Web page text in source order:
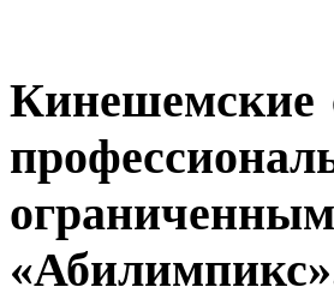
Кинешемские